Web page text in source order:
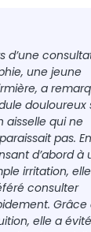
d’une
une jeune
a
douloureux
aisselle qui ne
pas. En
d’abord à
irritation,
consulter
Grâce
elle a